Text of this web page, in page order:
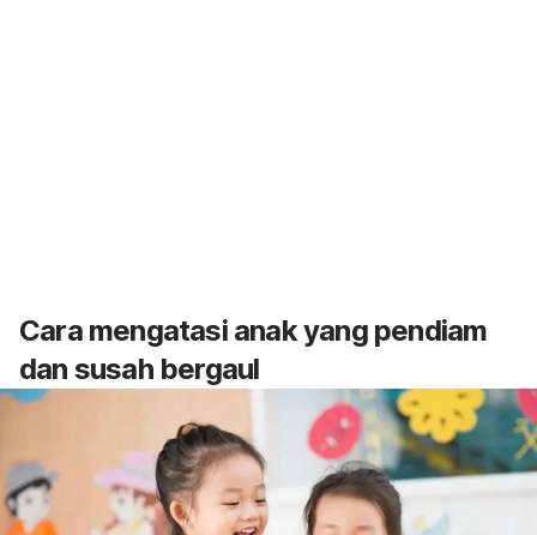
Cara mengatasi anak yang pendiam
dan susah bergaul